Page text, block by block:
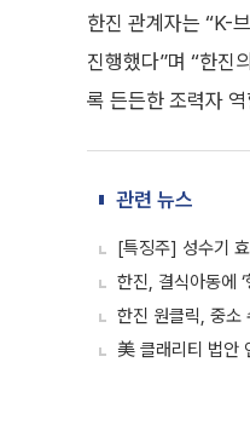
한진 관계자는 “K-
진행했다”며 “한진
록 든든한 조력자
관련 뉴스
[특징주] 성수기
한진, 결식아동에
한진 원클릭, 중소
美 클래리티 법안